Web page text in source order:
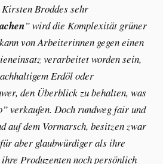
Broddes sehr
” wird die Komplexität grüner
von Arbeiterinnen gegen einen
verarbeitet worden sein,
Erdöl oder
den Überblick zu behalten, was
verkaufen. Doch rundweg fair und
auf dem Vormarsch, besitzen zwar
aber glaubwürdiger als ihre
Produzenten noch persönlich